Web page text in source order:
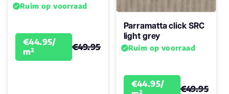
Ruim op voorraad
€44.95/
m²
€49.95
Parramatta click SRC
light grey
Ruim op voorraad
€44.95/
€49.95